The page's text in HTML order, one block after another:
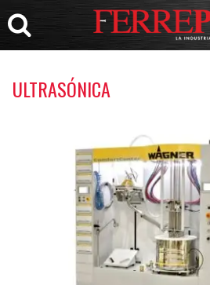
ULTRASÓNICA